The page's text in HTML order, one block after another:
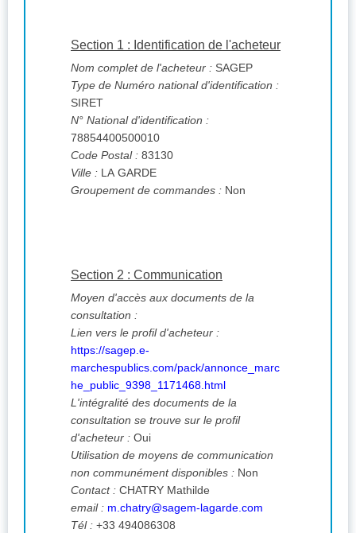
Section 1 : Identification de l'acheteur
Nom complet de l'acheteur : SAGEP
Type de Numéro national d'identification :
SIRET
N° National d'identification :
78854400500010
Code Postal : 83130
Ville : LA GARDE
Groupement de commandes : Non
Section 2 : Communication
Moyen d'accès aux documents de la
consultation :
Lien vers le profil d'acheteur :
https://sagep.e-
marchespublics.com/pack/annonce_marc
he_public_9398_1171468.html
L'intégralité des documents de la
consultation se trouve sur le profil
d'acheteur : Oui
Utilisation de moyens de communication
non communément disponibles : Non
Contact : CHATRY Mathilde
email : m.chatry@sagem-lagarde.com
Tél : +33 494086308